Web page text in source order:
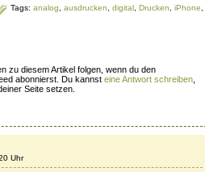
Tags: analog ausdrucken digital Drucken iPhone
zu diesem Artikel folgen, wenn du den
abonnierst. Du kannst eine Antwort schreiben
Seite setzen.
Uhr